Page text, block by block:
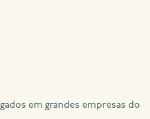
em grandes empresas do